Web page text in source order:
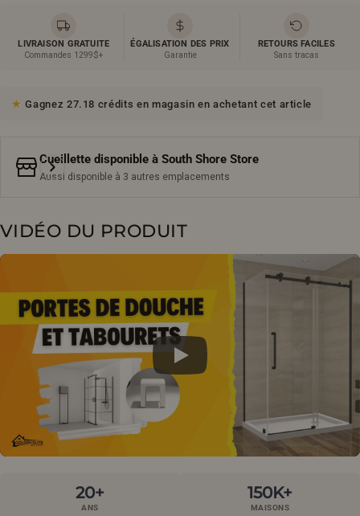
LIVRAISON GRATUITE
Commandes 1299$+
ÉGALISATION DES PRIX
Garantie
RETOURS FACILES
Sans tracas
Gagnez 27.18 crédits en magasin en achetant cet article
Cueillette disponible à South Shore Store
Aussi disponible à 3 autres emplacements
VIDÉO DU PRODUIT
20+
ANS
150K+
MAISONS